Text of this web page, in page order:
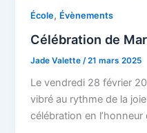
École, Évènements
Célébration de
Jade Valette /21 mars 2025
Le vendredi 28 février
vibré au rythme de la
célébration en l’honneur